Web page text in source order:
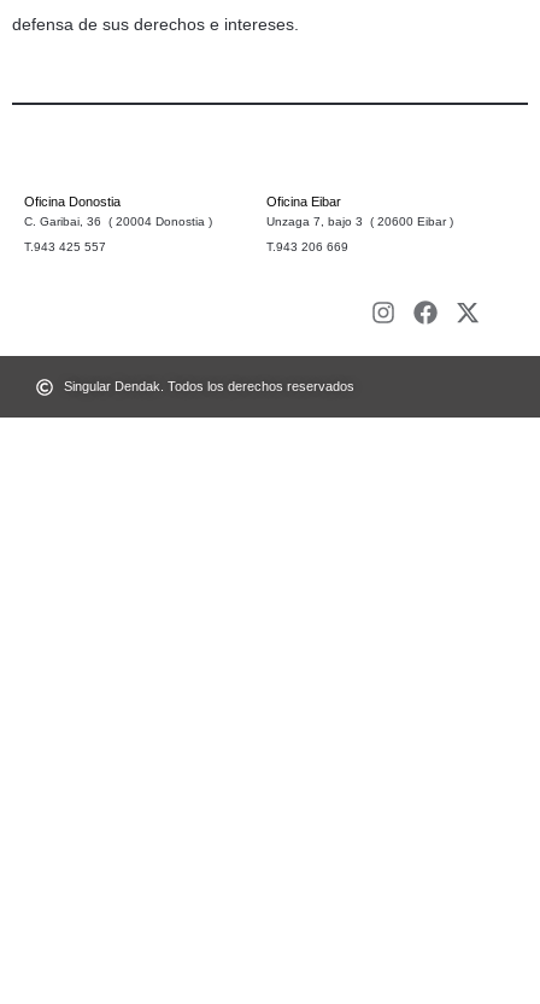
defensa de sus derechos e intereses.
Oficina Donostia
C. Garibai, 36 ( 20004 Donostia )
T.943 425 557
Oficina Eibar
Unzaga 7, bajo 3 ( 20600 Eibar )
T.943 206 669
Singular Dendak. Todos los derechos reservados